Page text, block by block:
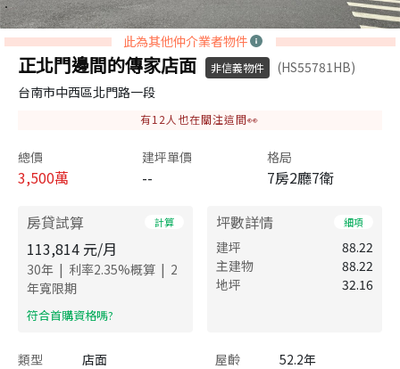
此為其他仲介業者物件
正北門邊間的傳家店面 非信義物件
(HS55781HB)
台南市中西區北門路一段
有12 人也在關注這間👀
總價
3,500萬
建坪單價
--
格局
7房2廳7衛
房貸試算 計算
113,814 元/月
30年 | 利率2.35%概算 | 2
年寬限期
​符合首購資格嗎?
坪數詳情 細項
建坪
88.22
主建物
88.22
地坪
32.16
類型 店面 屋齡
52.2年